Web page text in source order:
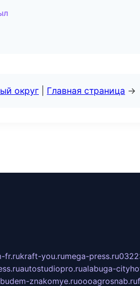
округ Главная страница →
fr.rukraft-you.rumega-press.ru
autostudiopro.rualabuga-
budem-znakomye.ruoooagrosnab.ru